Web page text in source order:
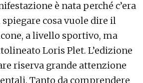
è nata perché c’era
spiegare cosa vuole dire il
a livello sportivo, ma
Loris Plet. L’edizione
riserva grande attenzione
Tanto da comprendere